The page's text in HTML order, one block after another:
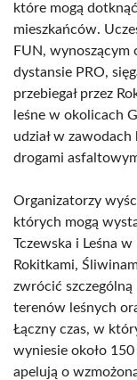
które mogą
mieszkańców.
FUN, wynoszącym
dystansie PRO,
przebiegał przez
leśne w okolicach
udział w
drogami
Organizatorzy
których mogą
Tczewska i Leśna
Rokitkami,
zwrócić
terenów leśnych
Łączny czas, w
wyniesie około
apelują o